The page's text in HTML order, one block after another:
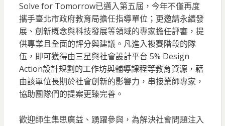
Solve for Tomorrow已邁入第五屆，今年不僅再度
攜手臺北市政府教育局擔任指導單位；更邀請永續發
展、創新概念與科技發展等領域的專家擔任評審，提
供專業且全面的評分與建議。凡進入複賽階段的隊
伍，即可獲得由三星與社會設計平台 5% Design
Action設計規劃的工作坊與輔導課程等教育資源，藉
由該單位長期於社會創新的影響力，串接業師專家，
協助團隊們的提案更臻完善。
歡迎師生集思廣益、踴躍參與，為解決社會問題注入